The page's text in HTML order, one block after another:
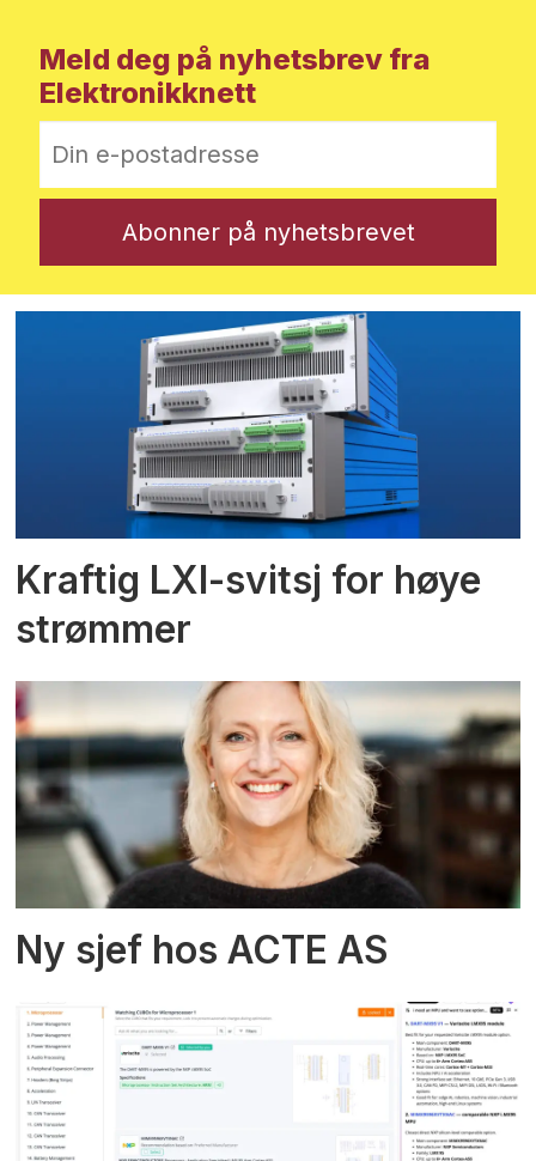
Meld deg på nyhetsbrev fra
Elektronikknett
Kraftig LXI-svitsj for høye
strømmer
Ny sjef hos ACTE AS